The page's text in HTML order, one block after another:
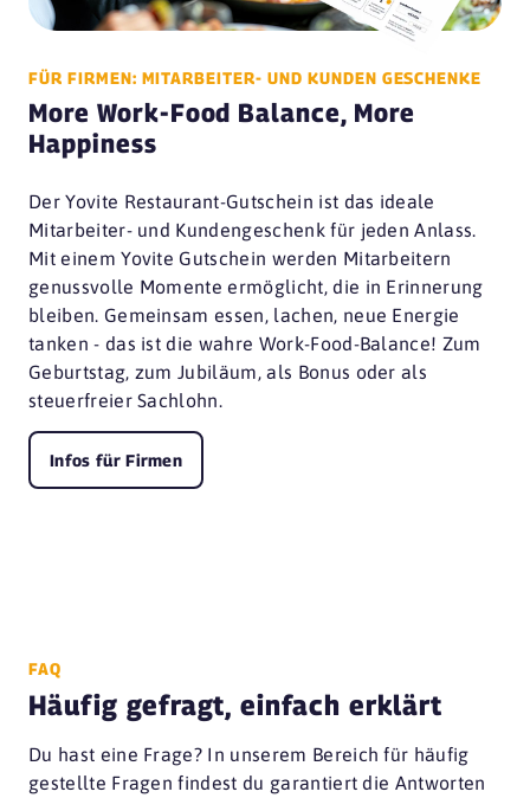
FÜR FIRMEN: MITARBEITER- UND KUNDEN GESCHENKE
More Work-Food Balance, More
Happiness
Der Yovite Restaurant-Gutschein ist das ideale
Mitarbeiter- und Kundengeschenk für jeden Anlass.
Mit einem Yovite Gutschein werden Mitarbeitern
genussvolle Momente ermöglicht, die in Erinnerung
bleiben. Gemeinsam essen, lachen, neue Energie
tanken - das ist die wahre Work-Food-Balance! Zum
Geburtstag, zum Jubiläum, als Bonus oder als
steuerfreier Sachlohn.
Infos für Firmen
FAQ
Häufig gefragt, einfach erklärt
Du hast eine Frage? In unserem Bereich für häufig
gestellte Fragen findest du garantiert die Antworten